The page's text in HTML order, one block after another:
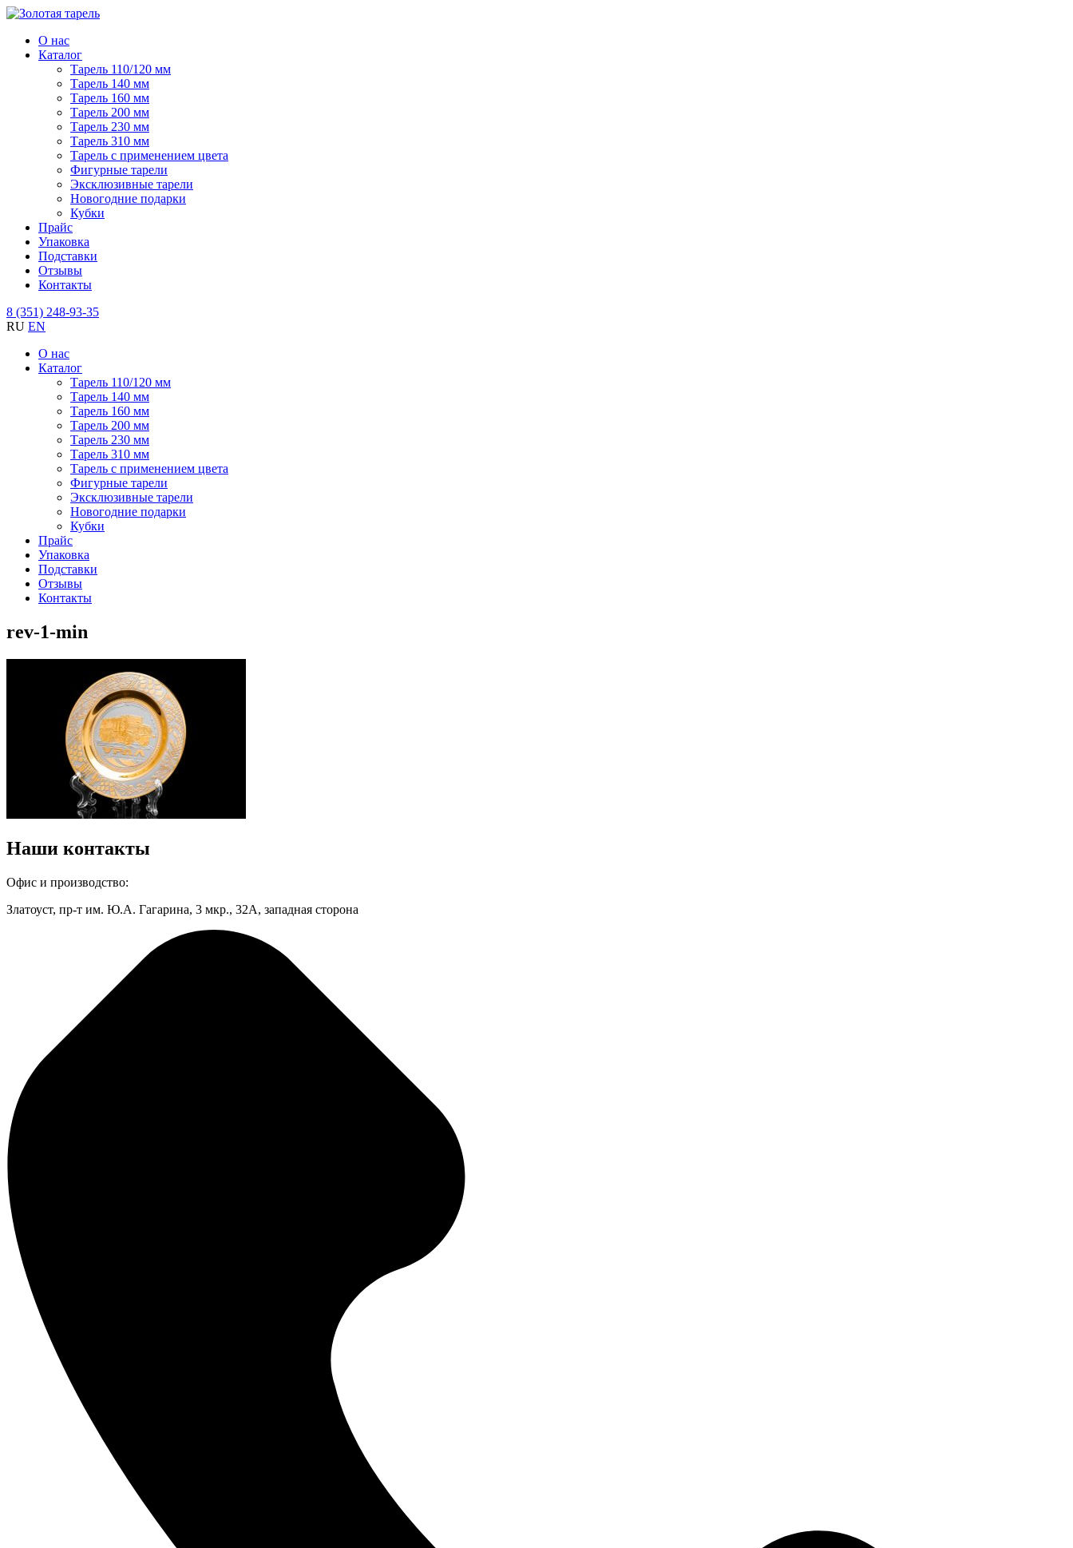
О нас
Каталог
Тарель 110/120 мм
Тарель 140 мм
Тарель 160 мм
Тарель 200 мм
Тарель 230 мм
Тарель 310 мм
Тарель с применением цвета
Фигурные тарели
Эксклюзивные тарели
Новогодние подарки
Кубки
Прайс
Упаковка
Подставки
Отзывы
Контакты
8 (351) 248-93-35
RU EN
О нас
Каталог
Тарель 110/120 мм
Тарель 140 мм
Тарель 160 мм
Тарель 200 мм
Тарель 230 мм
Тарель 310 мм
Тарель с применением цвета
Фигурные тарели
Эксклюзивные тарели
Новогодние подарки
Кубки
Прайс
Упаковка
Подставки
Отзывы
Контакты
rev-1-min
Наши контакты
Офис и производство:
Златоуст, пр-т им. Ю.А. Гагарина, 3 мкр., 32А, западная сторона